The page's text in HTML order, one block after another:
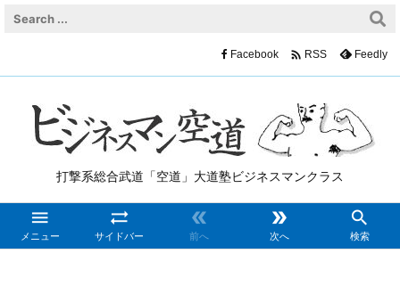
打撃系総合武道「空道」大道塾ビジネスマンクラス

メニュー

サイドバー

前へ

次へ

検索
Facebook  RSS Feedly